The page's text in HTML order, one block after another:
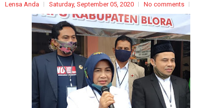
Lensa Anda Saturday, September 05, 2020 No comments